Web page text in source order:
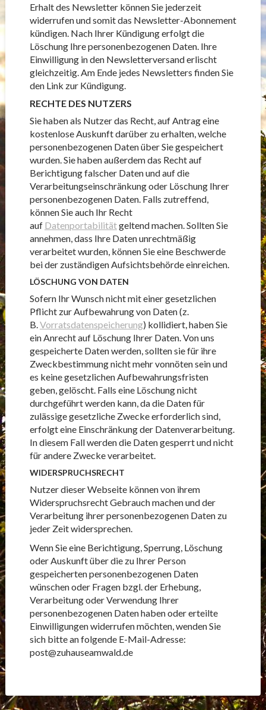
Erhalt des Newsletter können Sie jederzeit
widerrufen und somit das Newsletter-Abonnement
kündigen. Nach Ihrer Kündigung erfolgt die
Löschung Ihre personenbezogenen Daten. Ihre
Einwilligung in den Newsletterversand erlischt
gleichzeitig. Am Ende jedes Newsletters finden Sie
den Link zur Kündigung.
RECHTE DES NUTZERS
Sie haben als Nutzer das Recht, auf Antrag eine
kostenlose Auskunft darüber zu erhalten, welche
personenbezogenen Daten über Sie gespeichert
wurden. Sie haben außerdem das Recht auf
Berichtigung falscher Daten und auf die
Verarbeitungseinschränkung oder Löschung Ihrer
personenbezogenen Daten. Falls zutreffend,
können Sie auch Ihr Recht
auf Datenportabilitätgeltend machen. Sollten Sie
annehmen, dass Ihre Daten unrechtmäßig
verarbeitet wurden, können Sie eine Beschwerde
bei der zuständigen Aufsichtsbehörde einreichen.
LÖSCHUNG VON DATEN
Sofern Ihr Wunsch nicht mit einer gesetzlichen
Pflicht zur Aufbewahrung von Daten (z.
B.Vorratsdatenspeicherung) kollidiert, haben Sie
ein Anrecht auf Löschung Ihrer Daten. Von uns
gespeicherte Daten werden, sollten sie für ihre
Zweckbestimmung nicht mehr vonnöten sein und
es keine gesetzlichen Aufbewahrungsfristen
geben, gelöscht. Falls eine Löschung nicht
durchgeführt werden kann, da die Daten für
zulässige gesetzliche Zwecke erforderlich sind,
erfolgt eine Einschränkung der Datenverarbeitung.
In diesem Fall werden die Daten gesperrt und nicht
für andere Zwecke verarbeitet.
WIDERSPRUCHSRECHT
Nutzer dieser Webseite können von ihrem
Widerspruchsrecht Gebrauch machen und der
Verarbeitung ihrer personenbezogenen Daten zu
jeder Zeit widersprechen.
Wenn Sie eine Berichtigung, Sperrung, Löschung
oder Auskunft über die zu Ihrer Person
gespeicherten personenbezogenen Daten
wünschen oder Fragen bzgl. der Erhebung,
Verarbeitung oder Verwendung Ihrer
personenbezogenen Daten haben oder erteilte
Einwilligungen widerrufen möchten, wenden Sie
sich bitte an folgende E-Mail-Adresse:
post@zuhauseamwald.de